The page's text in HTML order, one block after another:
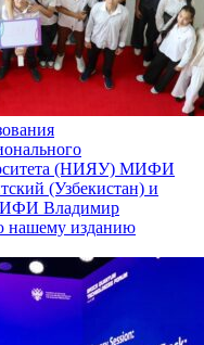
(НИЯУ) МИФИ
(Узбекистан) и
Владимир
нашему изданию